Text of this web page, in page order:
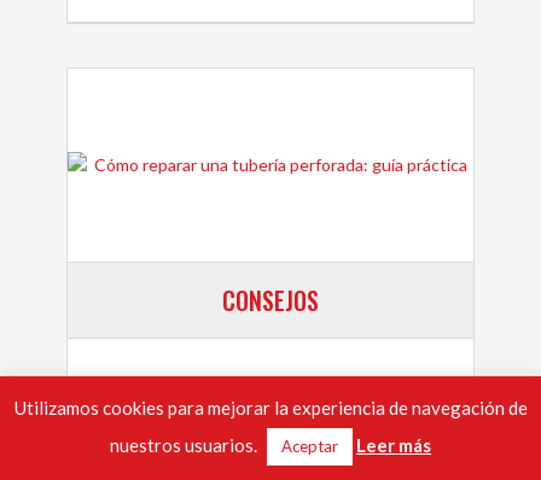
CONSEJOS
guía práctica
Utilizamos cookies para mejorar la experiencia de navegación de
nuestros usuarios.
Aceptar Leer más